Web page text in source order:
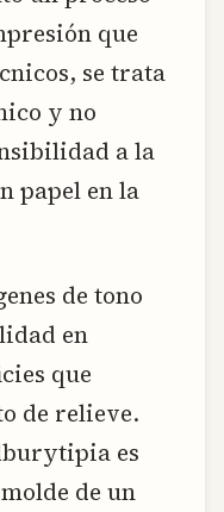
que
se trata
y no
a la
papel en la
de tono
en
que
de relieve.
es
de un